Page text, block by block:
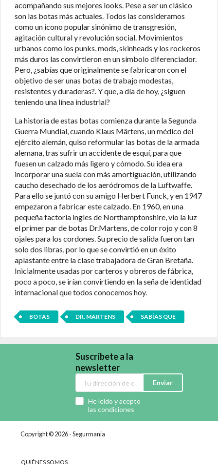
acompañando sus mejores looks. Pese a ser un clásico
son las botas más actuales. Todos las consideramos
como un icono popular sinónimo de transgresión,
agitación cultural y revolución social. Movimientos
urbanos como los punks, mods, skinheads y los rockeros
más duros las convirtieron en un símbolo diferenciador.
Pero, ¿sabías que originalmente se fabricaron con el
objetivo de ser unas botas de trabajo modestas,
resistentes y duraderas?. Y que, a día de hoy, ¿siguen
teniendo una línea industrial?
La historia de estas botas comienza durante la Segunda
Guerra Mundial, cuando Klaus Märtens, un médico del
ejército alemán, quiso reformular las botas de la armada
alemana, tras sufrir un accidente de esquí, para que
fuesen un calzado más ligero y cómodo. Su idea era
incorporar una suela con más amortiguación, utilizando
caucho desechado de los aeródromos de la Luftwaffe.
Para ello se juntó con su amigo Herbert Funck, y en 1947
empezaron a fabricar este calzado. En 1960, en una
pequeña factoría ingles de Northamptonshire, vio la luz
el primer par de botas Dr.Martens, de color rojo y con 8
ojales para los cordones. Su precio de salida fueron tan
solo dos libras, por lo que se convirtió en un éxito
aplastante entre la clase trabajadora de Gran Bretaña.
Inicialmente usadas por carteros y obreros de fábrica,
poco a poco, se irían convirtiendo en la seña de identidad
internacional que todos conocemos hoy.
BOTAS DR. MARTENS SABÍAS QUE
Suscríbete a la
newsletter
Enviar
He leído y acepto
las condiciones
Copyright © 2026 - Segurmania
QUIÉNES SOMOS